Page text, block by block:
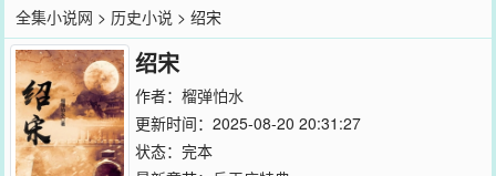
全集小说网 > 历史小说 > 绍宋
绍宋
作者： 榴弹怕水
更新时间：2025-08-20 20:31:27
状态：完本